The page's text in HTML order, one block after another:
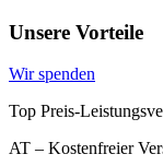
Unsere Vorteile
Wir spenden
Top Preis-
AT – Kostenfreier